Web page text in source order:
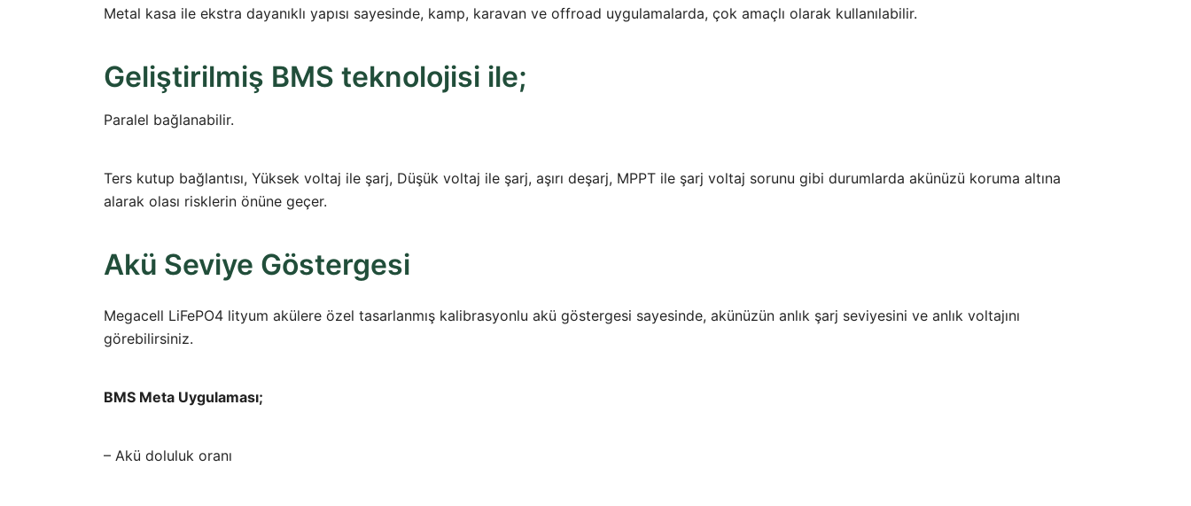
Metal kasa ile ekstra dayanıklı yapısı sayesinde, kamp, karavan ve offroad uygulamalarda, çok amaçlı olarak kullanılabilir.
Geliştirilmiş BMS teknolojisi ile;
Paralel bağlanabilir.
Ters kutup bağlantısı, Yüksek voltaj ile şarj, Düşük voltaj ile şarj, aşırı deşarj, MPPT ile şarj voltaj sorunu gibi durumlarda akünüzü koruma altına
alarak olası risklerin önüne geçer.
Akü Seviye Göstergesi
Megacell LiFePO4 lityum akülere özel tasarlanmış kalibrasyonlu akü göstergesi sayesinde, akünüzün anlık şarj seviyesini ve anlık voltajını
görebilirsiniz.
BMS Meta Uygulaması;
– Akü doluluk oranı